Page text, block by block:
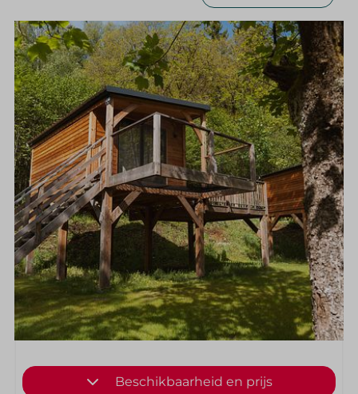
Beschikbaarheid en prijs